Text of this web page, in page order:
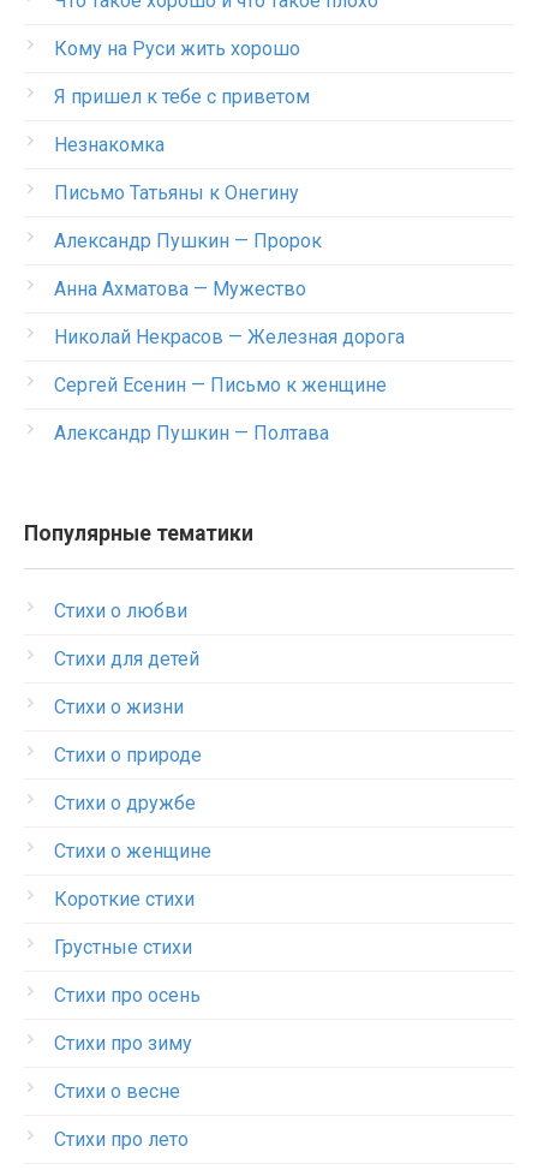
Кому на Руси жить хорошо
Я пришел к тебе с приветом
Незнакомка
Письмо Татьяны к Онегину
Александр Пушкин — Пророк
Анна Ахматова — Мужество
Николай Некрасов — Железная дорога
Сергей Есенин — Письмо к женщине
Александр Пушкин — Полтава
Популярные тематики
Стихи о любви
Стихи для детей
Стихи о жизни
Стихи о природе
Стихи о дружбе
Стихи о женщине
Короткие стихи
Грустные стихи
Стихи про осень
Стихи про зиму
Стихи о весне
Стихи про лето